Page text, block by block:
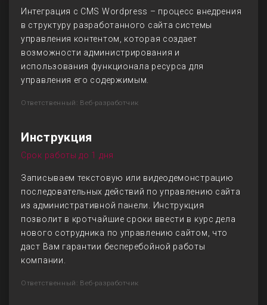
Интеграция с CMS Wordpress – процесс внедрения
в структуру разработанного сайта системы
управления контентом, которая создает
возможности администрирования и
использования функционала ресурса для
управления его содержимым.
Ответственный: Веб-разработчик
Инструкция
Срок работы до 1 дня
Записываем текстовую или видеодемонстрацию
последовательных действий по управлению сайта
из административной панели. Инструкция
позволит в кротчайшие сроки ввести в курс дела
нового сотрудника по управлению сайтом, что
даст Вам гарантии бесперебойной работы
компании.
Ответственный: Веб-разработчик